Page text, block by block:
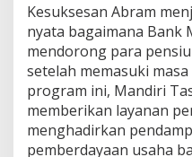
Kesuksesan Abram
nyata bagaimana Bank
mendorong para
setelah memasuki
program ini, Mandiri
memberikan layanan
menghadirkan
pemberdayaan usaha